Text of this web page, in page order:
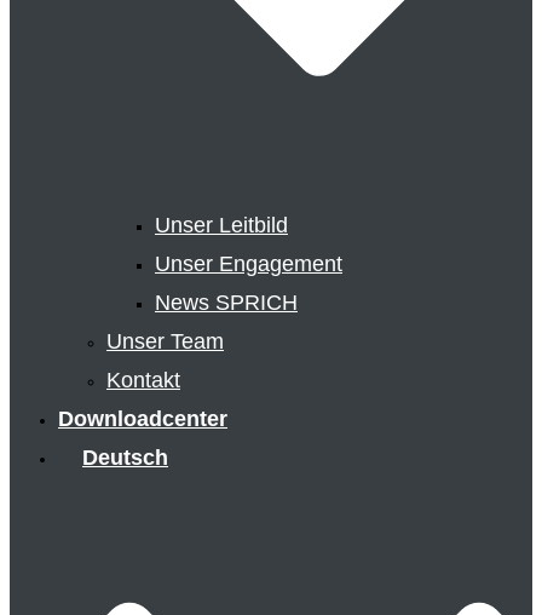
Unser Leitbild
Unser Engagement
News SPRICH
Unser Team
Kontakt
Downloadcenter
Deutsch